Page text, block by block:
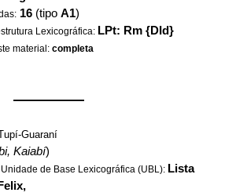
16 (tipoA1)
Lexicográfica: LPt: Rm {DId}
material:completa
——————
Guaraní
Kaiabí)
de Base Lexicográfica (UBL): Lista
Felix,